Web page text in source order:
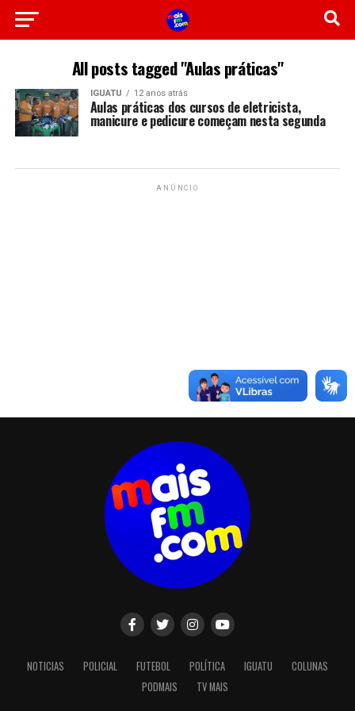
All posts tagged "Aulas práticas"
IGUATU 12 anos atrás
Aulas práticas dos cursos de eletricista,
manicure e pedicure começam nesta segunda
ANÚNCIO
NOTICIAS POLICIAL FUTEBOL POLÍTICA IGUATU
COLUNAS
PODMAIS
TV MAIS